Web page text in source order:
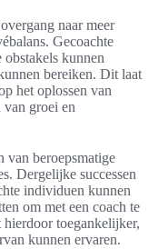
naar meer
Gecoachte
kunnen
bereiken. Dit laat
het oplossen van
van groei en
van beroepsmatige
Dergelijke successen
individuen kunnen
om met een coach te
toegankelijker,
kunnen ervaren.